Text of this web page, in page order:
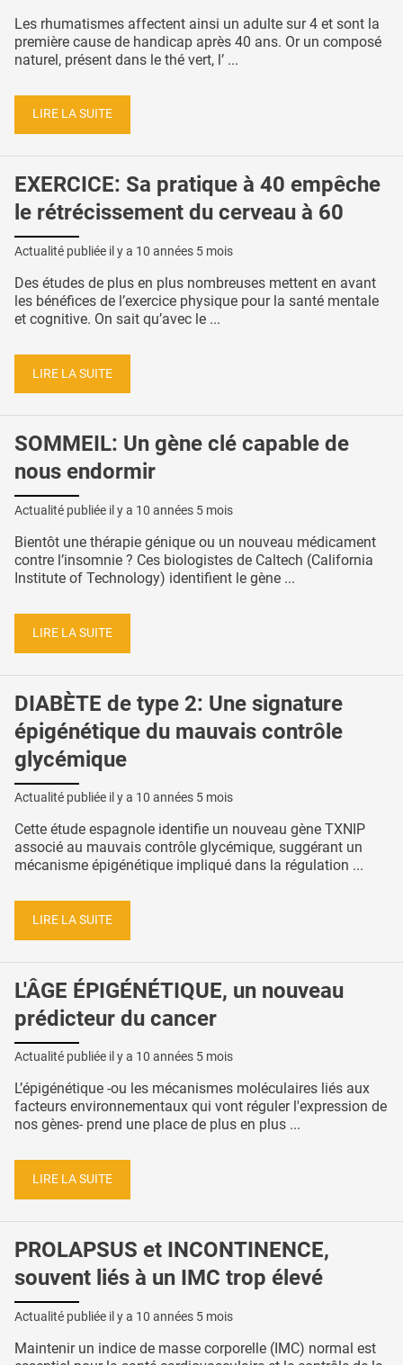
Les rhumatismes affectent ainsi un adulte sur 4 et sont la
première cause de handicap après 40 ans. Or un composé
naturel, présent dans le thé vert, l’ ...
LIRE LA SUITE
EXERCICE: Sa pratique à 40 empêche
le rétrécissement du cerveau à 60
Actualité publiée il y a 10 années 5 mois
Des études de plus en plus nombreuses mettent en avant
les bénéfices de l’exercice physique pour la santé mentale
et cognitive. On sait qu’avec le ...
LIRE LA SUITE
SOMMEIL: Un gène clé capable de
nous endormir
Actualité publiée il y a 10 années 5 mois
Bientôt une thérapie génique ou un nouveau médicament
contre l’insomnie ? Ces biologistes de Caltech (California
Institute of Technology) identifient le gène ...
LIRE LA SUITE
DIABÈTE de type 2: Une signature
épigénétique du mauvais contrôle
glycémique
Actualité publiée il y a 10 années 5 mois
Cette étude espagnole identifie un nouveau gène TXNIP
associé au mauvais contrôle glycémique, suggérant un
mécanisme épigénétique impliqué dans la régulation ...
LIRE LA SUITE
L'ÂGE ÉPIGÉNÉTIQUE, un nouveau
prédicteur du cancer
Actualité publiée il y a 10 années 5 mois
L’épigénétique -ou les mécanismes moléculaires liés aux
facteurs environnementaux qui vont réguler l'expression de
nos gènes- prend une place de plus en plus ...
LIRE LA SUITE
PROLAPSUS et INCONTINENCE,
souvent liés à un IMC trop élevé
Actualité publiée il y a 10 années 5 mois
Maintenir un indice de masse corporelle (IMC) normal est